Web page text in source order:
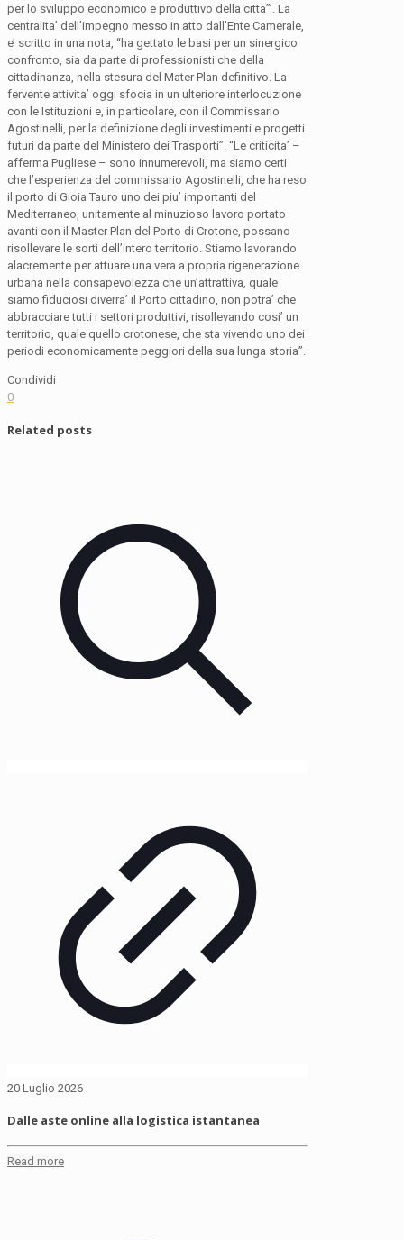
per lo sviluppo economico e produttivo della citta’”. La
centralita’ dell’impegno messo in atto dall’Ente Camerale,
e’ scritto in una nota, “ha gettato le basi per un sinergico
confronto, sia da parte di professionisti che della
cittadinanza, nella stesura del Mater Plan definitivo. La
fervente attivita’ oggi sfocia in un ulteriore interlocuzione
con le Istituzioni e, in particolare, con il Commissario
Agostinelli, per la definizione degli investimenti e progetti
futuri da parte del Ministero dei Trasporti”. “Le criticita’ –
afferma Pugliese – sono innumerevoli, ma siamo certi
che l’esperienza del commissario Agostinelli, che ha reso
il porto di Gioia Tauro uno dei piu’ importanti del
Mediterraneo, unitamente al minuzioso lavoro portato
avanti con il Master Plan del Porto di Crotone, possano
risollevare le sorti dell’intero territorio. Stiamo lavorando
alacremente per attuare una vera a propria rigenerazione
urbana nella consapevolezza che un’attrattiva, quale
siamo fiduciosi diverra’ il Porto cittadino, non potra’ che
abbracciare tutti i settori produttivi, risollevando cosi’ un
territorio, quale quello crotonese, che sta vivendo uno dei
periodi economicamente peggiori della sua lunga storia”.
Condividi
0
Related posts
20 Luglio 2026
Dalle aste online alla logistica istantanea
Read more